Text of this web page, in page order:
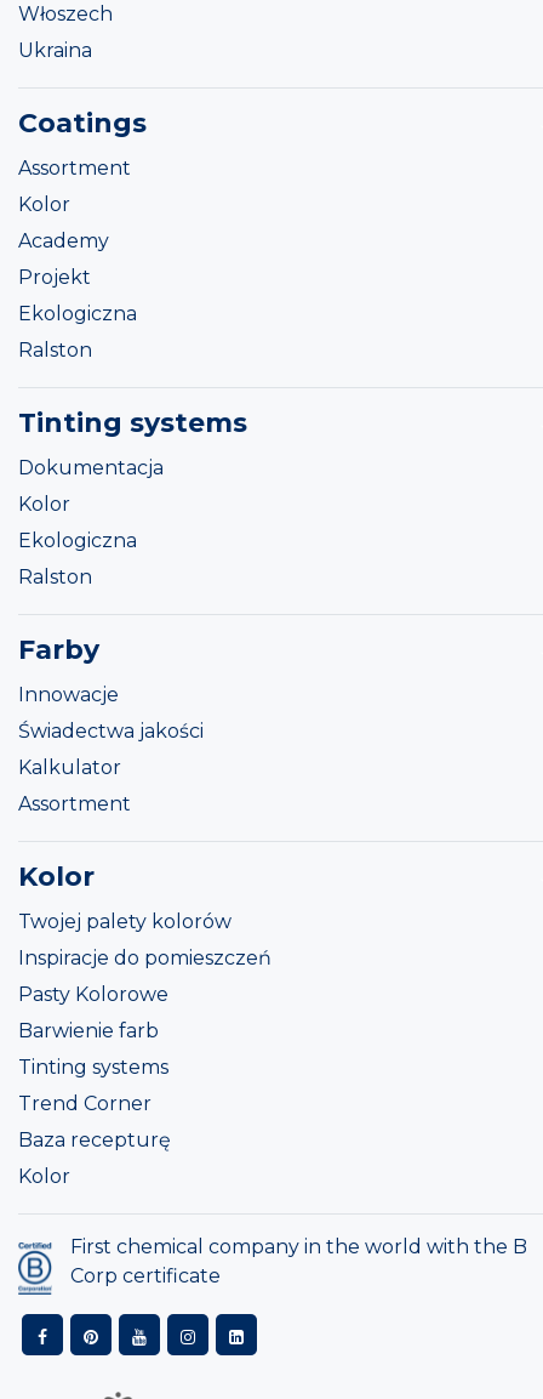
Włoszech
Ukraina
Coatings
Assortment
Kolor
Academy
Projekt
Ekologiczna
Ralston
Tinting systems
Dokumentacja
Kolor
Ekologiczna
Ralston
Farby
Innowacje
Świadectwa jakości
Kalkulator
Assortment
Kolor
Twojej palety kolorów
Inspiracje do pomieszczeń
Pasty Kolorowe
Barwienie farb
Tinting systems
Trend Corner
Baza recepturę
Kolor
First chemical company in the world with the B
Corp certificate